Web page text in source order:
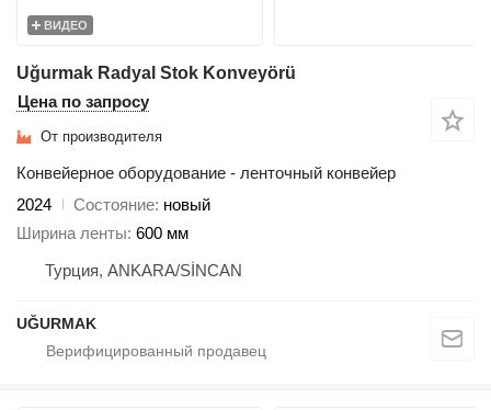
ВИДЕО
Uğurmak Radyal Stok Konveyörü
Цена по запросу
От производителя
Конвейерное оборудование - ленточный конвейер
2024
Состояние новый
Ширина ленты 600 мм
Турция, ANKARA/SİNCAN
UĞURMAK